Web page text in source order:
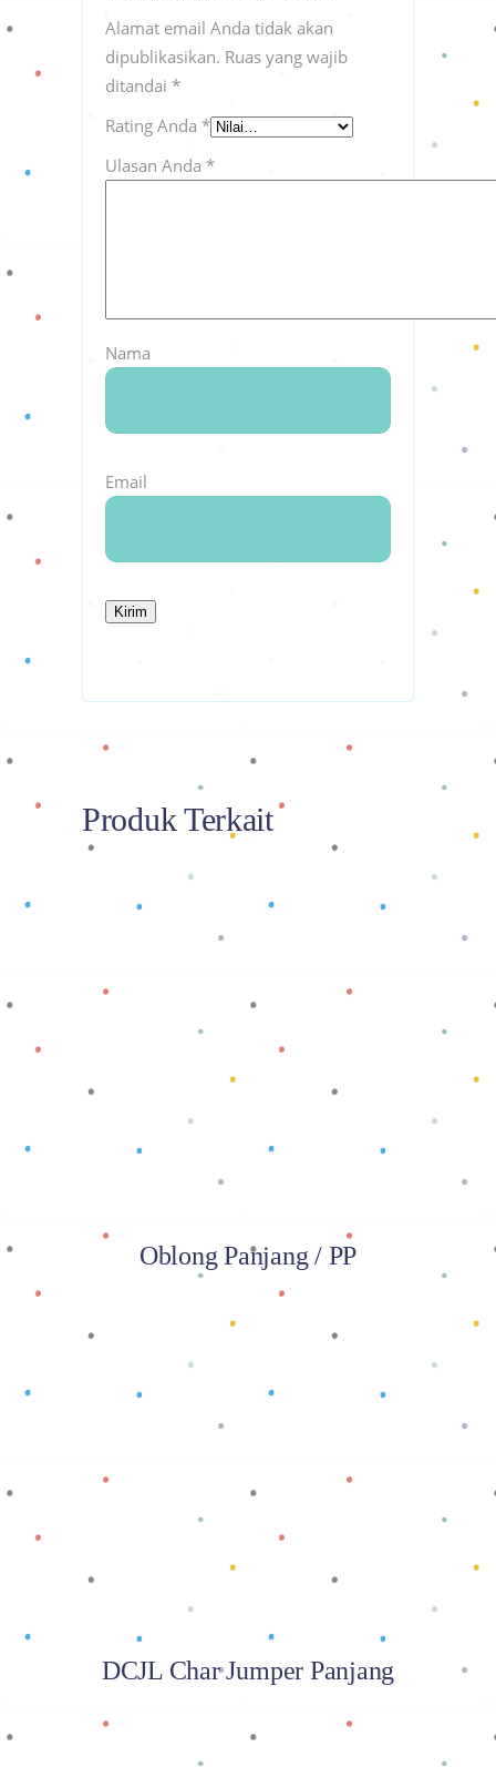
Alamat email Anda tidak akan
dipublikasikan. Ruas yang wajib
ditandai *
Rating Anda *
Ulasan Anda *
Nama
Email
Produk Terkait
Baca selengkapnya
Oblong Panjang / PP
DCJL Char Jumper Panjang